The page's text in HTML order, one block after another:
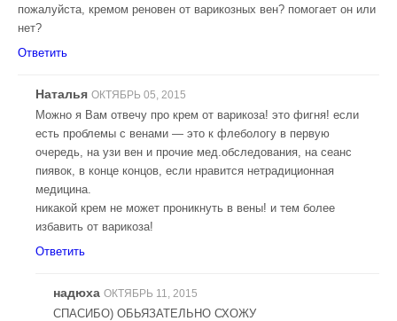
пожалуйста, кремом реновен от варикозных вен? помогает он или
нет?
Ответить
Наталья ОКТЯБРЬ 05, 2015
Можно я Вам отвечу про крем от варикоза! это фигня! если
есть проблемы с венами — это к флебологу в первую
очередь, на узи вен и прочие мед.обследования, на сеанс
пиявок, в конце концов, если нравится нетрадиционная
медицина.
никакой крем не может проникнуть в вены! и тем более
избавить от варикоза!
Ответить
надюха ОКТЯБРЬ 11, 2015
СПАСИБО) ОБЬЯЗАТЕЛЬНО СХОЖУ